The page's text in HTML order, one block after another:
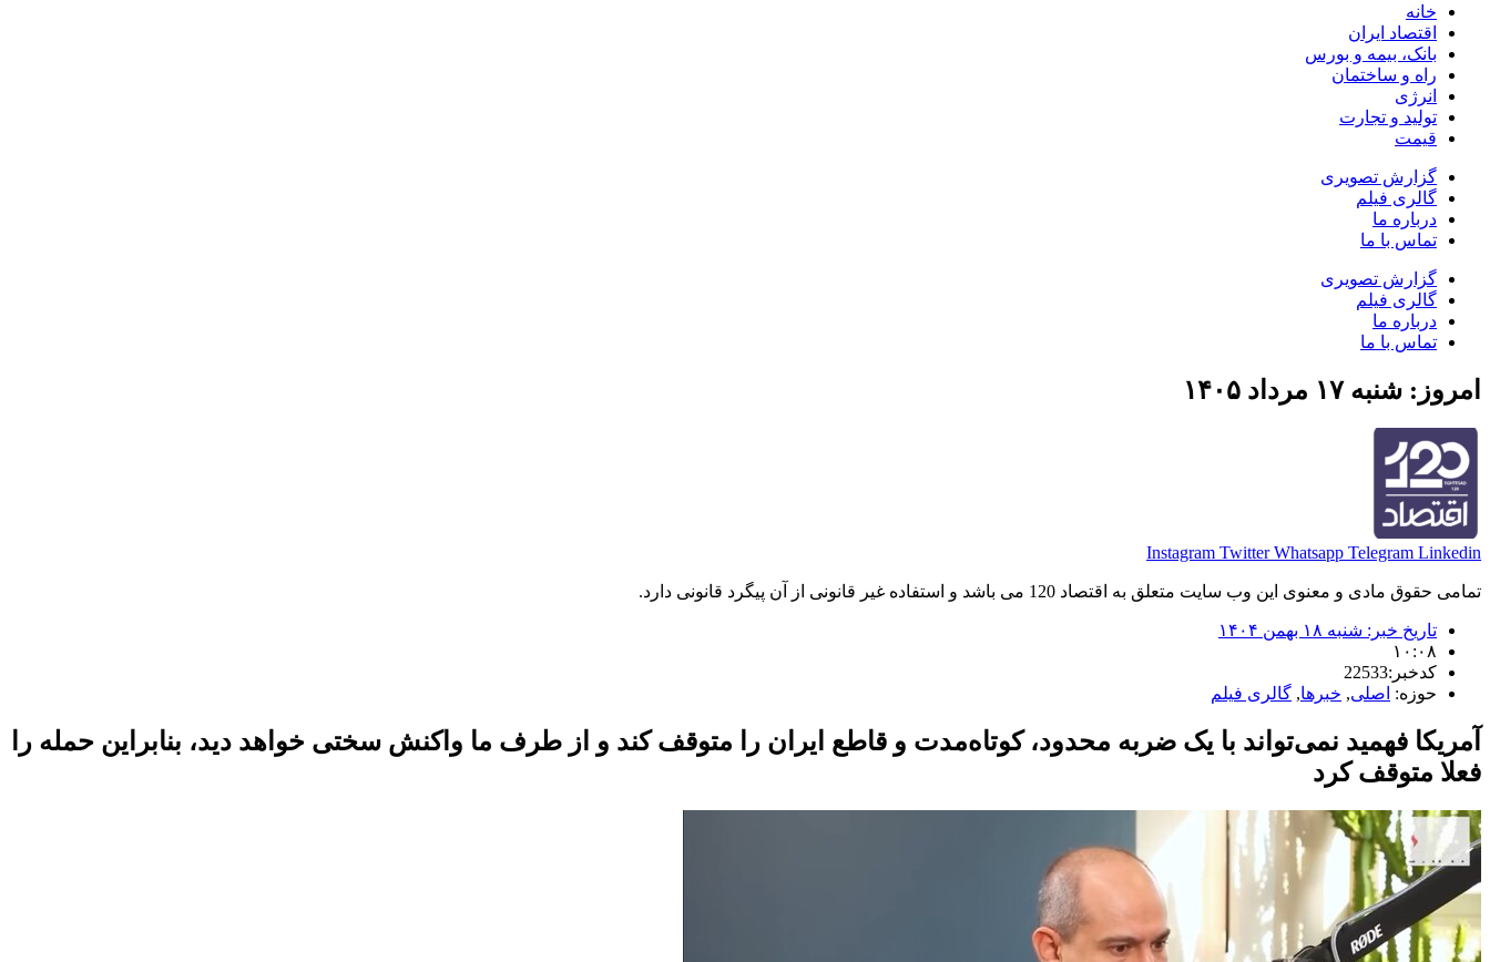
خانه
اقتصاد ایران
بانک، بیمه و بورس
راه و ساختمان
انرژی
تولید و تجارت
قیمت
گزارش تصویری
گالری فیلم
درباره ما
تماس با ما
گزارش تصویری
گالری فیلم
درباره ما
تماس با ما
امروز: شنبه ۱۷ مرداد ۱۴۰۵
Instagram Twitter Whatsapp Telegram Linkedin
تمامی حقوق مادی و معنوی این وب سایت متعلق به اقتصاد 120 می باشد و استفاده غیر قانونی از آن پیگرد قانونی دارد.
تاریخ خبر: شنبه ۱۸ بهمن ۱۴۰۴
۱۰:۰۸
کدخبر:22533
حوزه: اصلی, خبرها, گالری فیلم
آمریکا فهمید نمی‌تواند با یک ضربه محدود، کوتاه‌مدت و قاطع ایران را متوقف کند و از طرف ما واکنش سختی خواهد دید، بنابراین حمله را
فعلا متوقف کرد